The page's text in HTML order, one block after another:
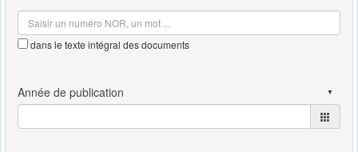
dans le texte intégral des documents